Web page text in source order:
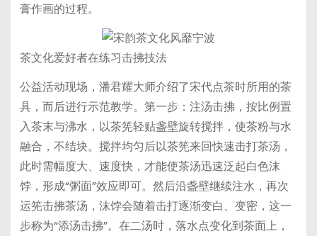
膏作画的过程。
茶文化爱好者在练习击拂技法
公益活动现场，潘君耀大师介绍了宋代点茶时所用的茶
具，而后进行示范教学。第一步：注汤击拂，按比例置
入茶末与沸水，以茶筅轻贴盏壁旋转搅拌，使茶粉与水
融合，不结块。搅拌均匀后以茶筅来回快速击打茶汤，
此时需幅度大、速度快，才能使茶汤迅速泛起白色沫
饽，形成“粥面”效应即可。然后沿盏壁继续注水，再次
运筅击拂茶汤，沫饽会随着击打逐渐变白、变密，这一
步称为“添汤击拂”。在二汤时，落水点变化到茶面上，